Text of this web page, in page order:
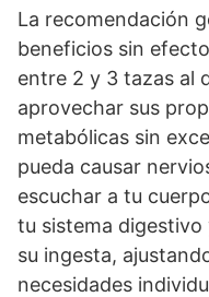
La recomendación
beneficios sin
entre 2 y 3 tazas al
aprovechar sus
metabólicas sin
pueda causar
escuchar a tu
tu sistema digestivo
su ingesta,
necesidades